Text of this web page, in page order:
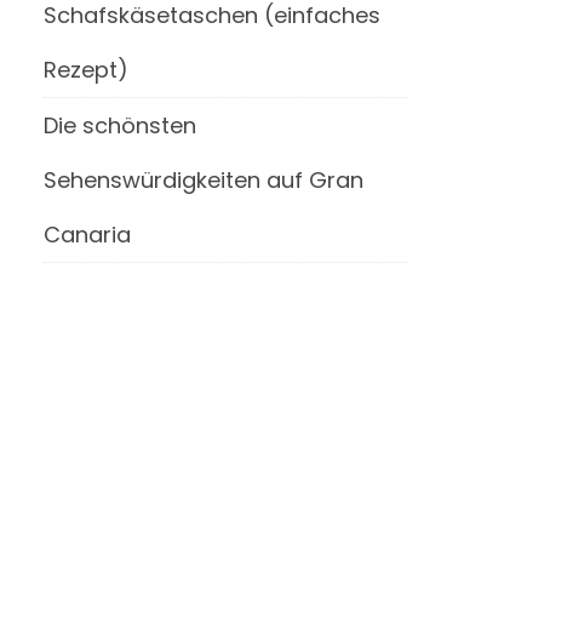
Schafskäsetaschen (einfaches
Rezept)
Die schönsten
Sehenswürdigkeiten auf Gran
Canaria